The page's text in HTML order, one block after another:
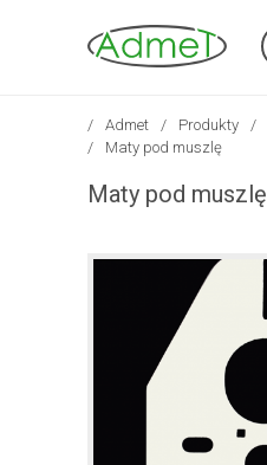
Admet Produkty
Maty pod muszlę
Maty pod muszlę